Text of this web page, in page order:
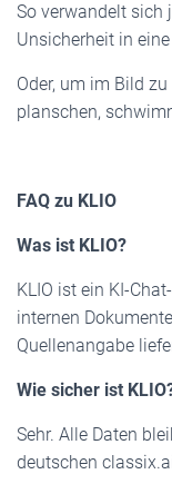
So verwandelt sich
Unsicherheit in
Oder, um im Bild
planschen,
FAQ zu KLIO
Was ist KLIO?
KLIO ist ein KI-
internen
Quellenangabe
Wie sicher ist
Sehr. Alle Daten
deutschen